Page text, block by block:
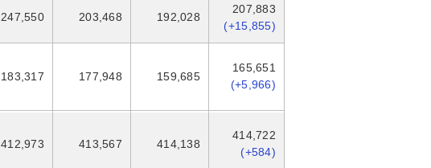
247,550 203,468 192,028
207,883
(+15,855)
183,317 177,948 159,685
165,651
(+5,966)
412,973 413,567 414,138
414,722
(+584)